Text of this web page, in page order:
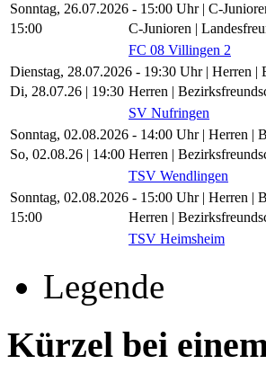
Sonntag, 26.07.2026 - 15:00 Uhr | C-
15:00
C-Junioren |
FC 08 Villingen 2
Dienstag, 28.07.2026 - 19:30 Uhr | Herren |
Di, 28.07.26 | 19:30 Herren |
SV Nufringen
Sonntag, 02.08.2026 - 14:00 Uhr | Herren |
So, 02.08.26 | 14:00 Herren |
TSV Wendlingen
Sonntag, 02.08.2026 - 15:00 Uhr | Herren |
15:00
Herren |
TSV Heimsheim
Legende
Kürzel bei